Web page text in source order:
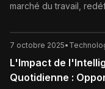
marché du travail,
7 octobre 2025•
L'Impact de
Quotidienne :